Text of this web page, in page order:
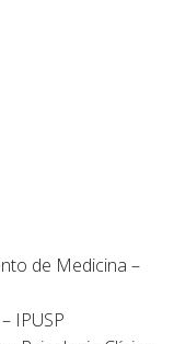
de Medicina –
IPUSP